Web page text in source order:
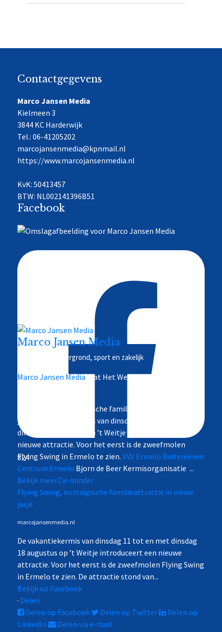
Contactgegevens
Marco Jansen Media
Kielmeen 3
3844 KC Harderwijk
Tel.: 06-41205202
marcojansenmedia@kpnmail.nl
https://www.marcojansenmedia.nl
KvK: 50413457
BTW: NL002141396B51
Facebook
824
Marco Jansen Media
Nieuws en achtergrond, sport en zakelijk
Marco Jansen Mediais at Het Weitje Ermelo.
Flying Swing, nostalgische familieattractie in nieuw
jasje
De vakantiekermis van dinsdag 11 tot en met
dinsdag 18 augustus op ’t Weitje introduceert een
nieuwe attractie. Voor het eerst is de zweefmolen
Flying Swing in Ermelo te zien. VVV Ermelo Buitenleven
Centrum Ermelo Bjorn de Beer Kermisorganisatie ...
Bekijk meerZie minder
Flying Swing, nostalgische familieattractie in nieuw
jasje
marcojansenmedia.nl
De vakantiekermis van dinsdag 11 tot en met dinsdag
18 augustus op ’t Weitje introduceert een nieuwe
attractie. Voor het eerst is de zweefmolen Flying Swing
in Ermelo te zien. De attractie stond van...
Bekijk op Facebook
· Delen
Delen op Facebook
Delen op Twitter
Delen op
LinkedIn
Delen via e-mail